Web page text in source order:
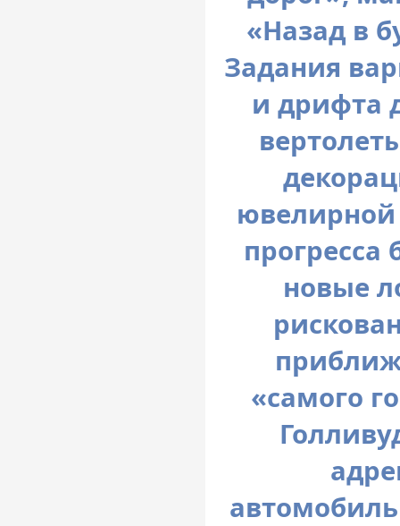
«Назад в
Задания
и дрифта
ювелирной
прогресса
новые
«самого